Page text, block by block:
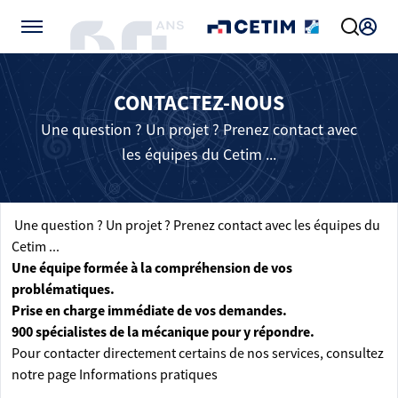
CONTACTEZ-NOUS
Une question ? Un projet ? Prenez contact avec
les équipes du Cetim ...
Une question ? Un projet ? Prenez contact avec les équipes du
Cetim ...
Une équipe formée à la compréhension de vos
problématiques.
Prise en charge immédiate de vos demandes.
900 spécialistes de la mécanique pour y répondre.
Pour contacter directement certains de nos services, consultez
notre page Informations pratiques